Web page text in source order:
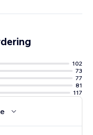
102
73
77
81
117